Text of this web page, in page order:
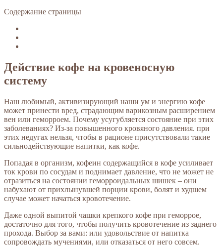
Содержание страницы
Действие кофе на кровеносную
систему
Наш любимый, активизирующий наши ум и энергию кофе
может принести вред, страдающим варикозным расширением
вен или геморроем. Почему усугубляется состояние при этих
заболеваниях? Из-за повышенного кровяного давления. при
этих недугах нельзя, чтобы в рационе присутствовали такие
сильнодействующие напитки, как кофе.
Попадая в организм, кофеин содержащийся в кофе усиливает
ток крови по сосудам и поднимает давление, что не может не
отразиться на состоянии геморроидальных шишек – они
набухают от прихлынувшей порции крови, болят и худшем
случае может начаться кровотечение.
Даже одной выпитой чашки крепкого кофе при геморрое,
достаточно для того, чтобы получить кровотечение из заднего
прохода. Выбор за вами: или удовольствие от напитка
сопровождать мучениями, или отказаться от него совсем.